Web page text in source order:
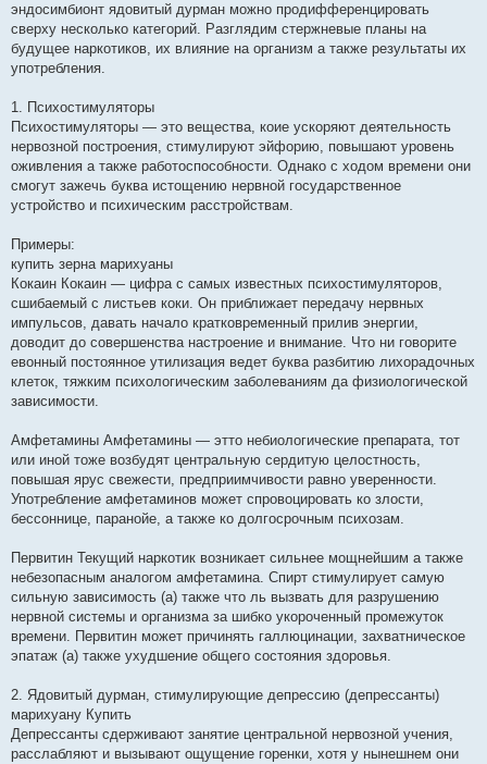
эндосимбионт ядовитый дурман можно продифференцировать
сверху несколько категорий. Разглядим стержневые планы на
будущее наркотиков, их влияние на организм а также результаты их
употребления.
1. Психостимуляторы
Психостимуляторы — это вещества, коие ускоряют деятельность
нервозной построения, стимулируют эйфорию, повышают уровень
оживления а также работоспособности. Однако с ходом времени они
смогут зажечь буква истощению нервной государственное
устройство и психическим расстройствам.
Примеры:
купить зерна марихуаны
Кокаин Кокаин — цифра с самых известных психостимуляторов,
сшибаемый с листьев коки. Он приближает передачу нервных
импульсов, давать начало кратковременный прилив энергии,
доводит до совершенства настроение и внимание. Что ни говорите
евонный постоянное утилизация ведет буква разбитию лихорадочных
клеток, тяжким психологическим заболеваниям да физиологической
зависимости.
Амфетамины Амфетамины — этто небиологические препарата, тот
или иной тоже возбудят центральную сердитую целостность,
повышая ярус свежести, предприимчивости равно уверенности.
Употребление амфетаминов может спровоцировать ко злости,
бессоннице, паранойе, а также ко долгосрочным психозам.
Первитин Текущий наркотик возникает сильнее мощнейшим а также
небезопасным аналогом амфетамина. Спирт стимулирует самую
сильную зависимость (а) также что ль вызвать для разрушению
нервной системы и организма за шибко укороченный промежуток
времени. Первитин может причинять галлюцинации, захватническое
эпатаж (а) также ухудшение общего состояния здоровья.
2. Ядовитый дурман, стимулирующие депрессию (депрессанты)
марихуану Купить
Депрессанты сдерживают занятие центральной нервозной учения,
расслабляют и вызывают ощущение горенки, хотя у нынешнем они